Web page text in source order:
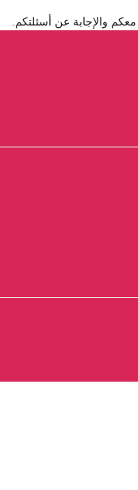
والإجابة عن أسئلتكم.